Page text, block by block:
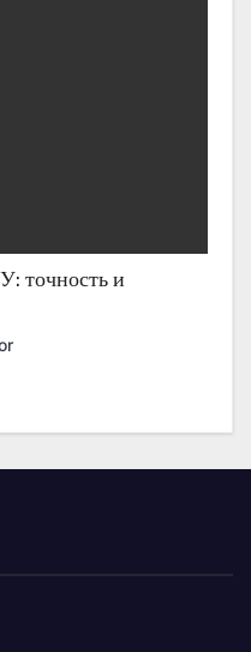
точность и